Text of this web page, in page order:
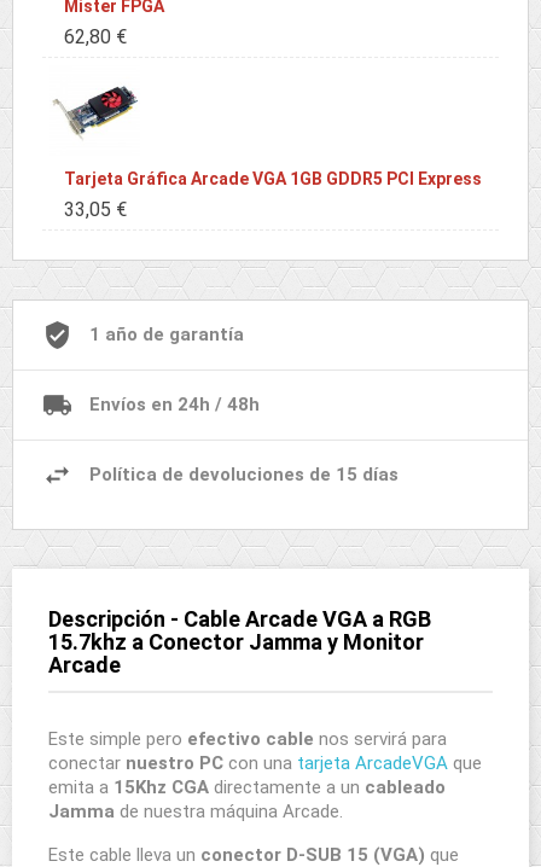
Mister FPGA
62,80 €
Tarjeta Gráfica Arcade VGA 1GB GDDR5 PCI Express
33,05 €
1 año de garantía
Envíos en 24h / 48h
Política de devoluciones de 15 días
Descripción - Cable Arcade VGA a RGB
15.7khz a Conector Jamma y Monitor
Arcade
Este simple pero efectivo cable nos servirá para
conectar nuestro PC con una tarjeta ArcadeVGA que
emita a 15Khz CGA directamente a un cableado
Jamma de nuestra máquina Arcade.
Este cable lleva un conector D-SUB 15 (VGA) que